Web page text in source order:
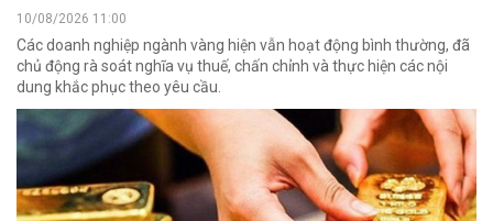
10/08/2026 11:00
Các doanh nghiệp ngành vàng hiện vẫn hoạt động bình thường, đã
chủ động rà soát nghĩa vụ thuế, chấn chỉnh và thực hiện các nội
dung khắc phục theo yêu cầu.